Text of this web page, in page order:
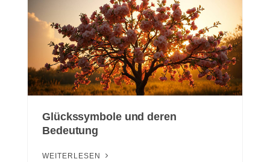
Glückssymbole und deren
Bedeutung
WEITERLESEN